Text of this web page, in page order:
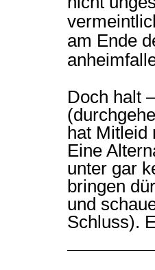
am Ende
Doch halt
hat Mitleid
Eine
unter gar
bringen
und
Schluss).